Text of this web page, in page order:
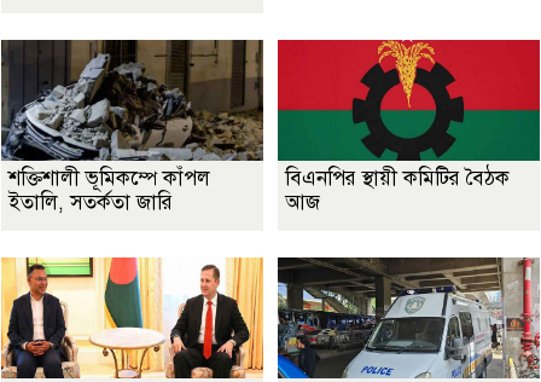
শক্তিশালী ভূমিকম্পে কাঁপল
ইতালি, সতর্কতা জারি
বিএনপির স্থায়ী কমিটির বৈঠক
আজ